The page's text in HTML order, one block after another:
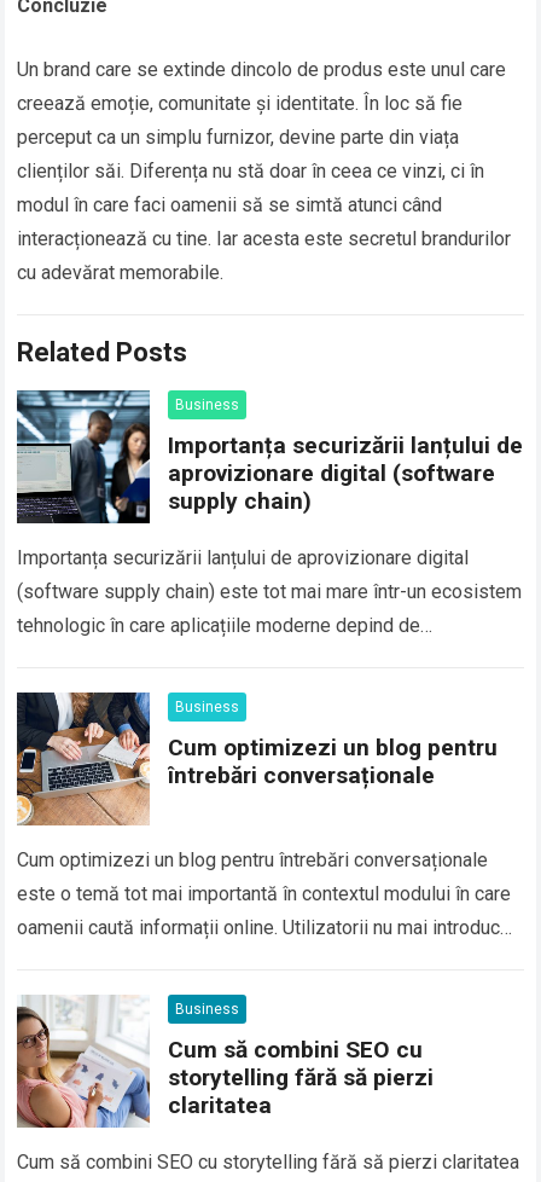
Concluzie
Un brand care se extinde dincolo de produs este unul care
creează emoție, comunitate și identitate. În loc să fie
perceput ca un simplu furnizor, devine parte din viața
clienților săi. Diferența nu stă doar în ceea ce vinzi, ci în
modul în care faci oamenii să se simtă atunci când
interacționează cu tine. Iar acesta este secretul brandurilor
cu adevărat memorabile.
Related Posts
Business
Importanța securizării lanțului de
aprovizionare digital (software
supply chain)
Importanța securizării lanțului de aprovizionare digital
(software supply chain) este tot mai mare într-un ecosistem
tehnologic în care aplicațiile moderne depind de
și integrări…
Business
Cum optimizezi un blog pentru
întrebări conversaționale
Cum optimizezi un blog pentru întrebări conversaționale
este o temă tot mai importantă în contextul modului în care
oamenii caută informații online. Utilizatorii nu mai introduc
Business
Cum să combini SEO cu
storytelling fără să pierzi
claritatea
Cum să combini SEO cu storytelling fără să pierzi claritatea